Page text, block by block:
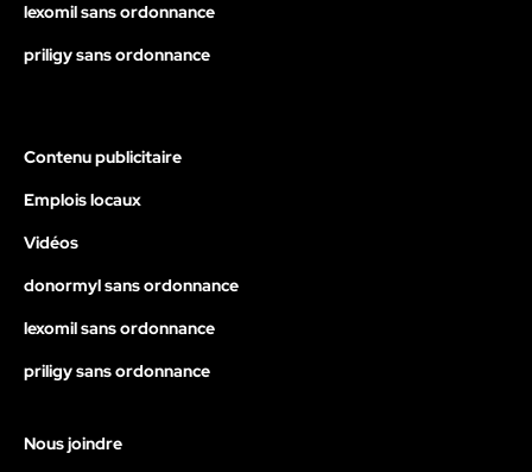
lexomil sans ordonnance
priligy sans ordonnance
Contenu publicitaire
Emplois locaux
Vidéos
donormyl sans ordonnance
lexomil sans ordonnance
priligy sans ordonnance
Nous joindre